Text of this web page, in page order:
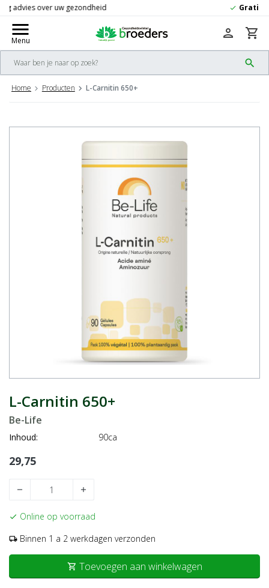
check Gratis
menu
Menu
search
person shopping_cart
Home Producten L-Carnitin 650+
L-Carnitin 650+
Be-Life
Inhoud: 90ca
29,75
remove add
check Online op voorraad
local_shipping Binnen 1 a 2 werkdagen verzonden
shopping_cart Toevoegen aan winkelwagen